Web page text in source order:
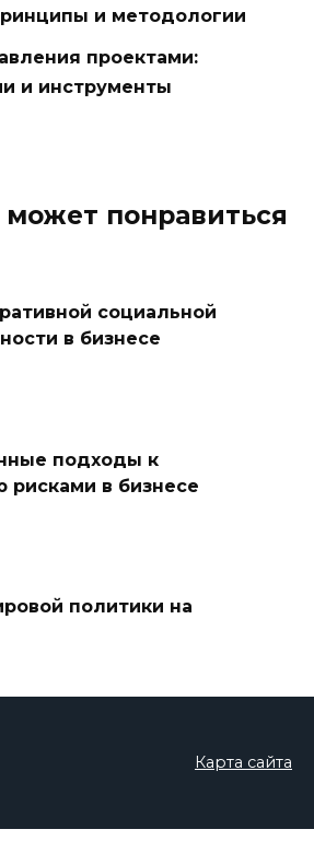
и методологии
проектами:
и инструменты
понравиться
социальной
в бизнесе
подходы к
рисками в бизнесе
политики на
Карта сайта